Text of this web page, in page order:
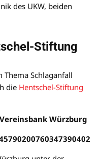
des UKW, beiden
Stiftung
Schlaganfall
die Hentschel-Stiftung
Würzburg